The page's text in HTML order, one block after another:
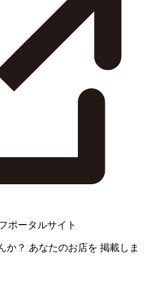
ポータルサイト
か？ あなたのお店を 掲載しま